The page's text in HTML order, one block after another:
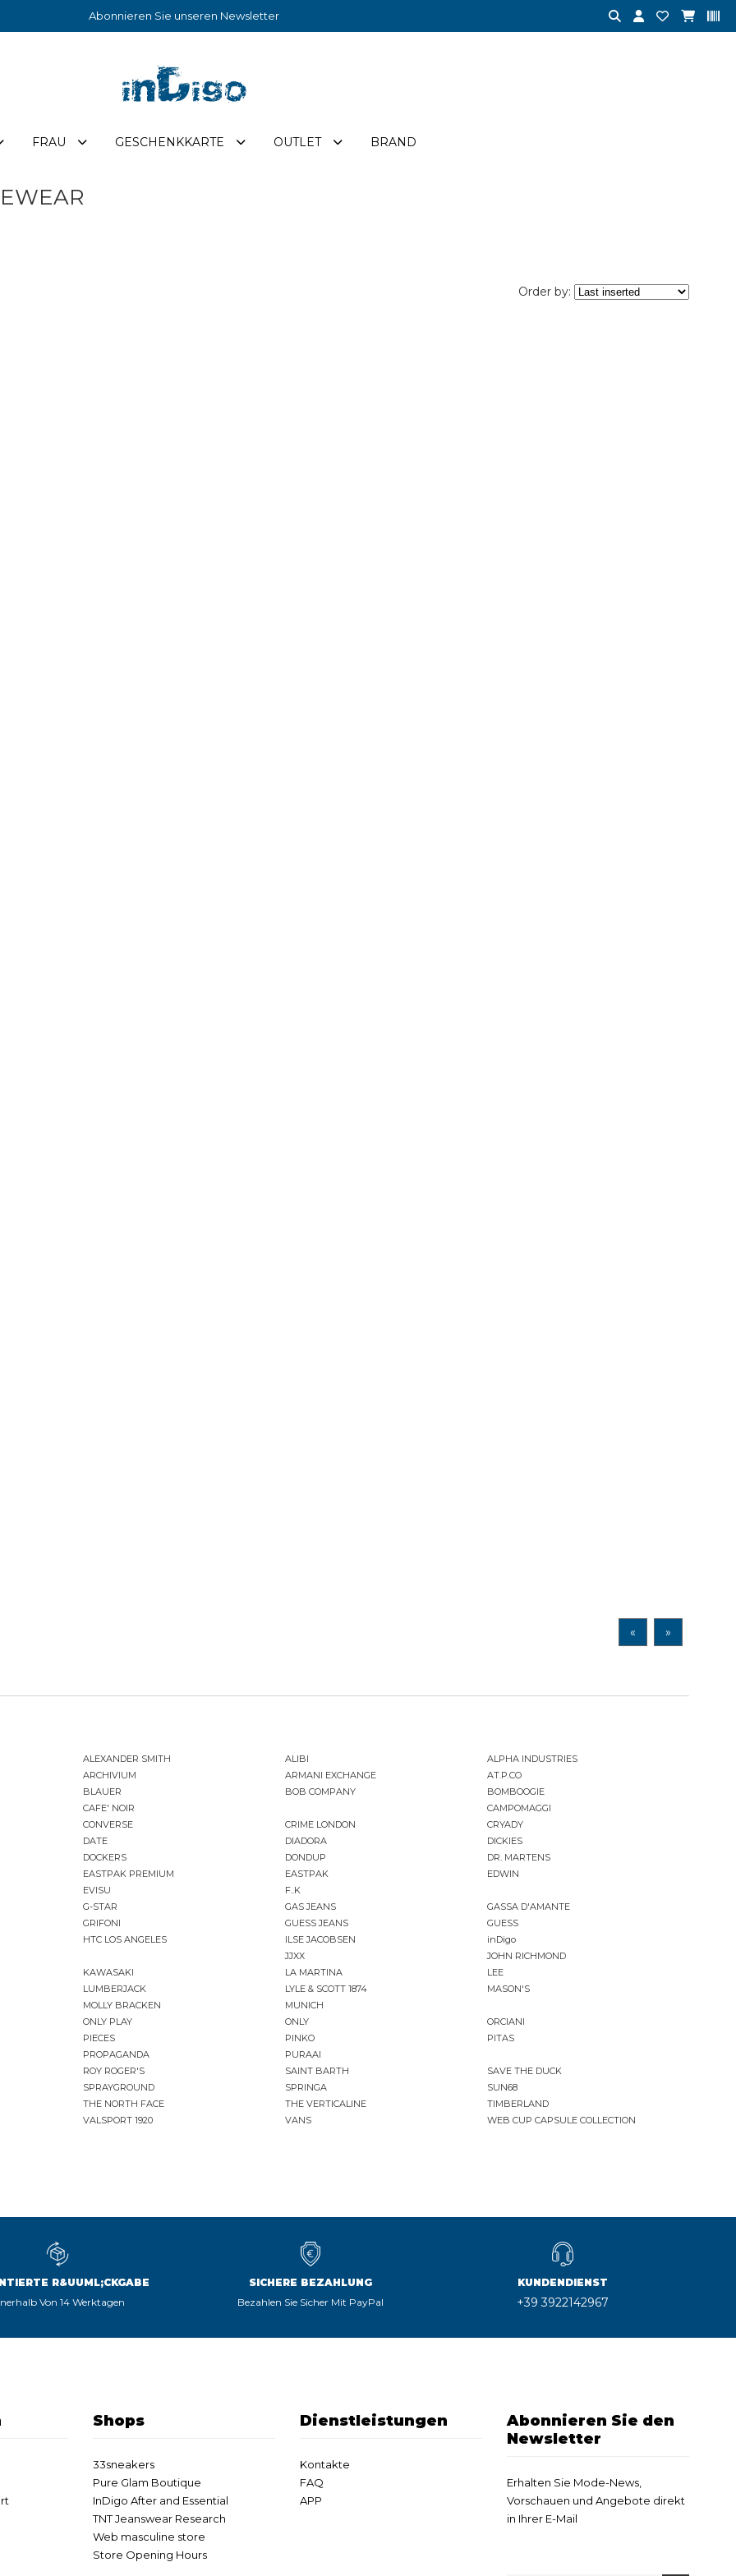
Abonnieren Sie unseren Newsletter
FRAU GESCHENKKARTE OUTLET BRAND
Order by:
« »
ALEXANDER SMITH ALIBI
ALPHA INDUSTRIES
ARCHIVIUM ARMANI EXCHANGE
AT.P.CO
BLAUER BOB COMPANY
BOMBOOGIE
CAFE' NOIR
CAMPOMAGGI
CONVERSE CRIME LONDON
CRYADY
DATE DIADORA
DICKIES
DOCKERS DONDUP
DR. MARTENS
EASTPAK PREMIUM EASTPAK
EDWIN
EVISU
F..K
G-STAR GAS JEANS
GASSA D'AMANTE
GRIFONI GUESS JEANS
GUESS
HTC LOS ANGELES ILSE JACOBSEN
inDigo
JJXX
JOHN RICHMOND
KAWASAKI LA MARTINA
LEE
LUMBERJACK LYLE & SCOTT 1874
MASON'S
MOLLY BRACKEN
MUNICH
ONLY PLAY ONLY
ORCIANI
PIECES PINKO
PITAS
PROPAGANDA
PURAAI
ROY ROGER'S SAINT BARTH
SAVE THE DUCK
SPRAYGROUND SPRINGA
SUN68
THE NORTH FACE THE VERTICALINE
TIMBERLAND
VALSPORT 1920 VANS WEB CUP CAPSULE COLLECTION
R&UUML;CKGABE
Von 14 Werktagen
SICHERE BEZAHLUNG
Bezahlen Sie Sicher Mit PayPal
KUNDENDIENST
+39 3922142967
Shops
33sneakers
Pure Glam Boutique
InDigo After and Essential
TNT Jeanswear Research
Web masculine store
Store Opening Hours
Dienstleistungen
Kontakte
FAQ
APP
Abonnieren Sie den
Newsletter
Erhalten Sie Mode-News,
Vorschauen und Angebote direkt
in Ihrer E-Mail